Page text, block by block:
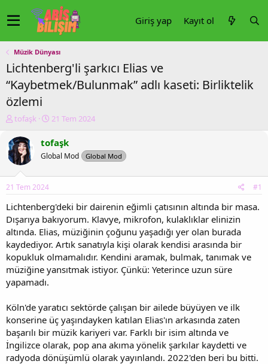
Giriş yap Kayıt ol
Müzik Dünyası
Lichtenberg'li şarkıcı Elias ve
“Kaybetmek/Bulunmak” adlı kaseti: Birliktelik
özlemi
K
n
u
y
b
ş
a
t
a
n
tofaşk
B
ş
a
ç
t
a
r
i
h
i
21 Tem 2024
tofaşk
Global Mod Global Mod
21 Tem 2024 #1
Lichtenberg'deki bir dairenin eğimli çatısının altında bir masa.
Dışarıya bakıyorum. Klavye, mikrofon, kulaklıklar elinizin
altında. Elias, müziğinin çoğunu yaşadığı yer olan burada
kaydediyor. Artık sanatıyla kişi olarak kendisi arasında bir
kopukluk olmamalıdır. Kendini aramak, bulmak, tanımak ve
müziğine yansıtmak istiyor. Çünkü: Yeterince uzun süre
yapamadı.
Köln'de yaratıcı sektörde çalışan bir ailede büyüyen ve ilk
konserine üç yaşındayken katılan Elias'ın arkasında zaten
başarılı bir müzik kariyeri var. Farklı bir isim altında ve
İngilizce olarak, pop ana akıma yönelik şarkılar kaydetti ve
radyoda dönüşümlü olarak yayınlandı. 2022'den beri bu bitti.